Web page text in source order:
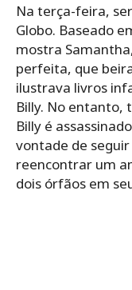
Na terça-feira,
Globo. Baseado
mostra
perfeita, que
ilustrava livros
Billy. No entanto,
Billy é
vontade de
reencontrar um
dois órfãos em